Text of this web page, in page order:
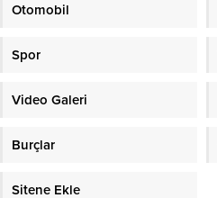
Otomobil
Spor
Video Galeri
Burçlar
Sitene Ekle